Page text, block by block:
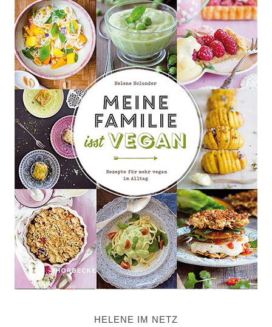
HELENE IM NETZ